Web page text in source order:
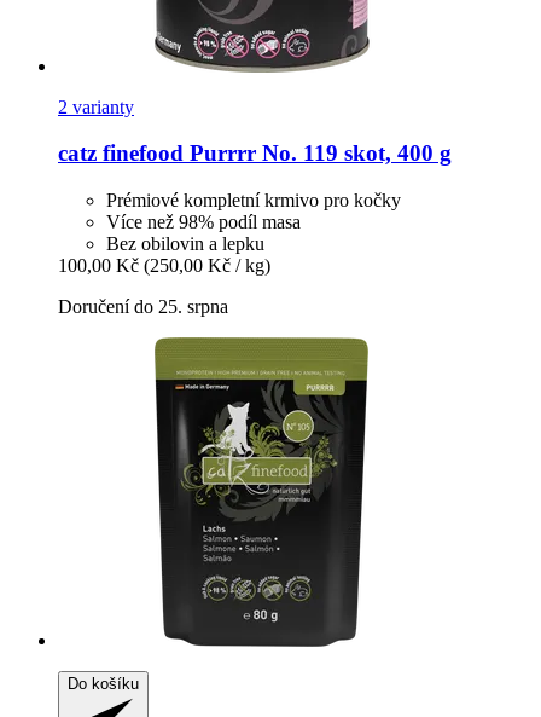
2 varianty
catz finefood Purrrr No. 119 skot, 400 g
Prémiové kompletní krmivo pro kočky
Více než 98% podíl masa
Bez obilovin a lepku
100,00 Kč (250,00 Kč / kg)
Doručení do 25. srpna
Do košíku